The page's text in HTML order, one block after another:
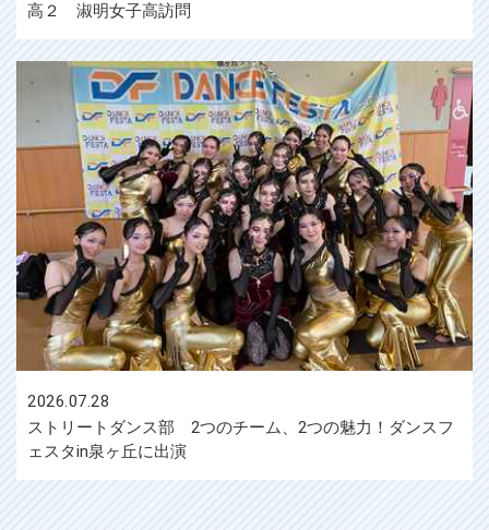
高２ 淑明女子高訪問
2026.07.28
ストリートダンス部 2つのチーム、2つの魅力！ダンスフ
ェスタin泉ヶ丘に出演